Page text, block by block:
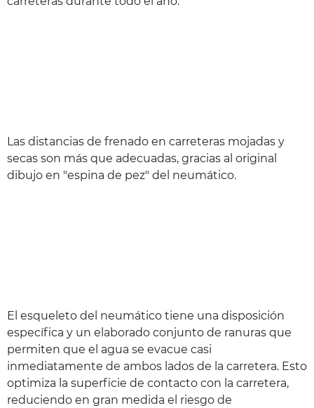
Las distancias de frenado en carreteras mojadas y
secas son más que adecuadas, gracias al original
dibujo en "espina de pez" del neumático.
El esqueleto del neumático tiene una disposición
específica y un elaborado conjunto de ranuras que
permiten que el agua se evacue casi
inmediatamente de ambos lados de la carretera. Esto
optimiza la superficie de contacto con la carretera,
reduciendo en gran medida el riesgo de